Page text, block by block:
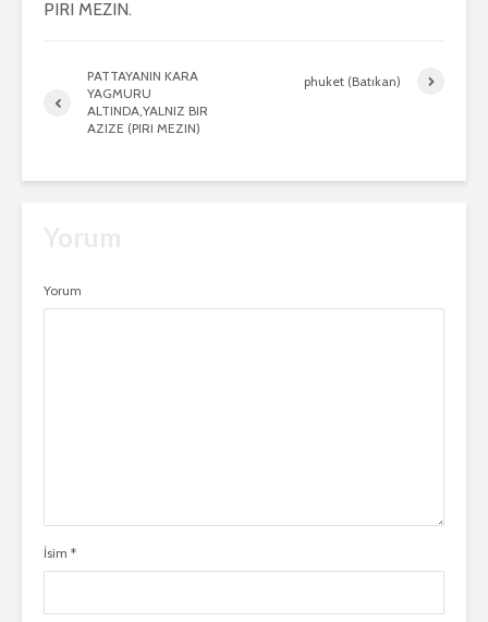
PIRI MEZIN.
PATTAYANIN KARA
YAGMURU
ALTINDA,YALNIZ BIR
AZIZE (PIRI MEZIN)
phuket (Batıkan)
Yorum
İsim *